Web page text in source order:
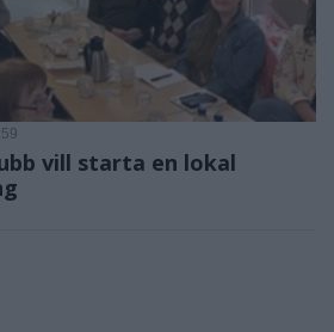
vill starta en lokal